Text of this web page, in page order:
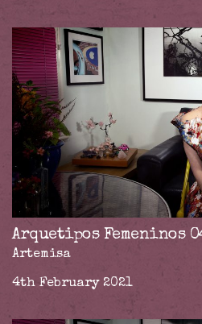
Arquetipos Femeninos
Artemisa
4th February 2021